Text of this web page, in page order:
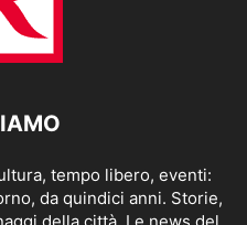
tempo libero, eventi:
da quindici anni. Storie,